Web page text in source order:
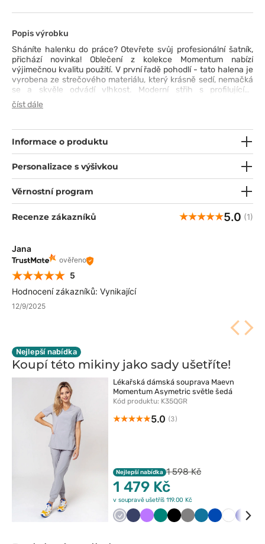
Popis výrobku
Sháníte halenku do práce? Otevřete svůj profesionální šatník,
přichází novinka! Oblečení z kolekce Momentum nabízí
výjimečnou kvalitu použití. V první řadě pohodlí - tato halena je
vyrobena ze strečového materiálu, který krásně sedí, nemačká
se a skvěle odvádí vlhkost. Moderní střih s profilujícími
princeznovskými švy a vkusnými kapsami, vybavené poutkem
na ID je kvintesence půvabu a stylu. Mikroúpletové boční panely
abyste mohli v práci působit s rozmachem i v těch nejteplejších
dnech.
číst dále
Informace o produktu
Personalizace s výšivkou
Věrnostní program
Recenze zákazníků 5.0 (1)
Jana
ověřeno
5
Hodnocení zákazníků: Vynikající
12/9/2025
Nejlepší nabídka
Koupí této mikiny jako sady ušetříte!
Lékařská dámská souprava Maevn
Momentum Asymetric světle šedá
Kód produktu: K35QGR
5.0 (3)
Nejlepší nabídka 1 598 Kč
1 479 Kč
v soupravě ušetříš 119.00 Kč
Popielaty
CiemnyFioletowy
ZielonyCzarnySzaryKaraibskiKrólewski
Biały